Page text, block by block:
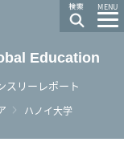
MENU
Education
スリーレポート
ハノイ大学